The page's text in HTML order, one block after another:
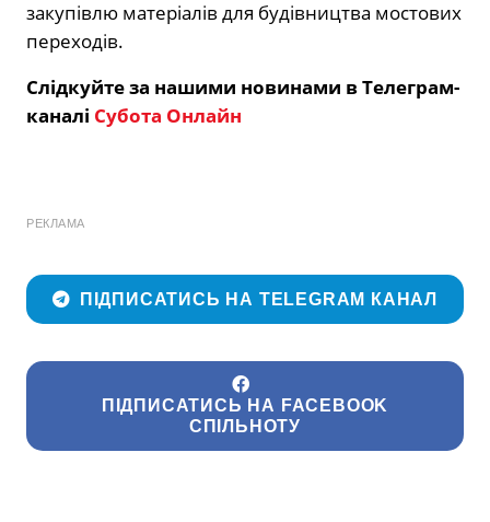
закупівлю матеріалів для будівництва мостових
переходів.
Слідкуйте за нашими новинами в Телеграм-
каналі Субота Онлайн
РЕКЛАМА
ПІДПИСАТИСЬ НА TELEGRAM КАНАЛ
ПІДПИСАТИСЬ НА FACEBOOK
СПІЛЬНОТУ